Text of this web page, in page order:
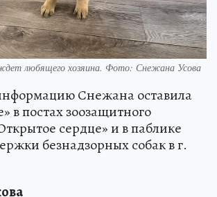
любящего хозяина. Фото: Снежана Усова
Снежана оставила
в постах зоозащитного
сердце» и в паблике
безнадзорных собак в г.